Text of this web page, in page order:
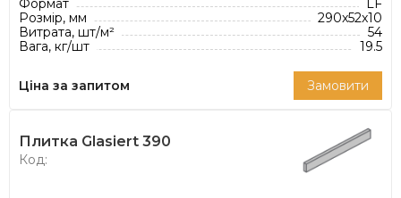
Формат
LF
Розмір, мм
290x52x10
Витрата, шт/м²
54
Вага, кг/шт
19.5
Ціна за запитом Замовити
Плитка Glasiert 390
Код: